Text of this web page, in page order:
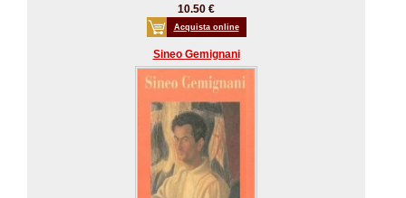
10.50 €
Acquista online
Sineo Gemignani